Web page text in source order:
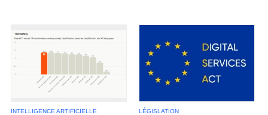
INTELLIGENCE ARTIFICIELLE LÉGISLATION